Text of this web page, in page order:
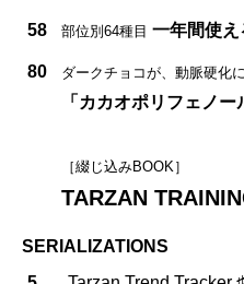
58 部位別64種目 一年間使
80 ダークチョコが、動脈硬化
「カカオポリフェノー
［綴じ込みBOOK］
TARZAN
SERIALIZATIONS